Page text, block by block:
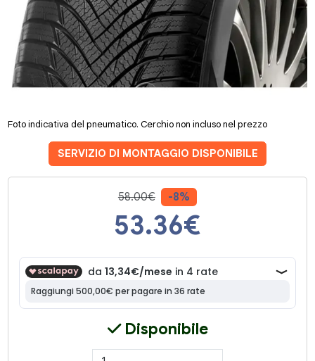
Foto indicativa del pneumatico. Cerchio non incluso nel prezzo
SERVIZIO DI MONTAGGIO DISPONIBILE
58.00€ -8%
53.36€
Disponibile